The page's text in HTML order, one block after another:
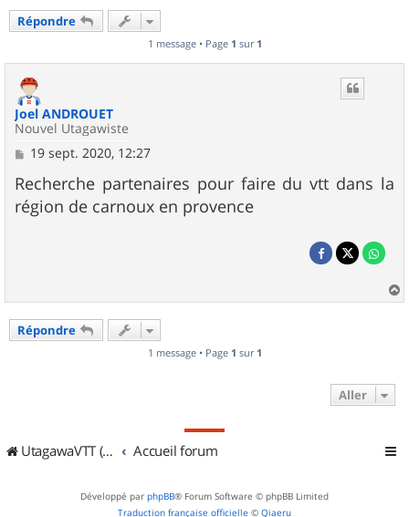
Répondre
1 message • Page 1 sur 1
Joel ANDROUET
Nouvel Utagawiste
M
s
s
a
19 sept. 2020, 12:27
Recherche partenaires pour faire du vtt dans la
région de carnoux en provence
a
Répondre
1 message • Page 1 sur 1
Aller
UtagawaVTT (Randos VTT et VTTAE avec traces GPS) Accueil forum
Développé par phpBB® Forum Software © phpBB Limited
Traduction française officielle © Qiaeru